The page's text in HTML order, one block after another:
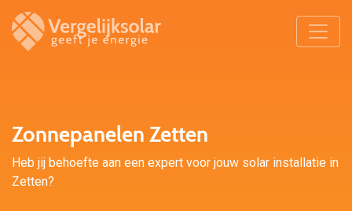
Zonnepanelen Zetten
Heb jij behoefte aan een expert voor jouw solar installatie in
Zetten?